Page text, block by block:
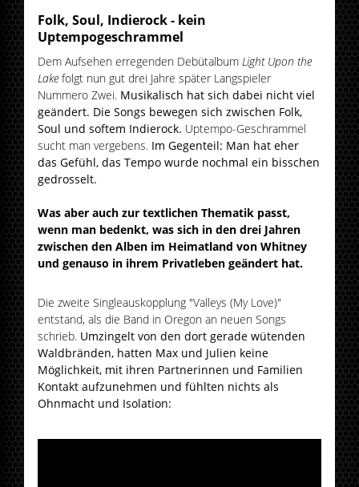
Folk, Soul, Indierock - kein
Uptempogeschrammel
Dem Aufsehen erregenden Debütalbum Light Upon the
Lake folgt nun gut drei Jahre später Langspieler
Nummero Zwei. Musikalisch hat sich dabei nicht viel
geändert. Die Songs bewegen sich zwischen Folk,
Soul und softem Indierock. Uptempo-Geschrammel
sucht man vergebens. Im Gegenteil: Man hat eher
das Gefühl, das Tempo wurde nochmal ein bisschen
gedrosselt.
Was aber auch zur textlichen Thematik passt,
wenn man bedenkt, was sich in den drei Jahren
zwischen den Alben im Heimatland von Whitney
und genauso in ihrem Privatleben geändert hat.
Die zweite Singleauskopplung "Valleys (My Love)"
entstand, als die Band in Oregon an neuen Songs
schrieb. Umzingelt von den dort gerade wütenden
Waldbränden, hatten Max und Julien keine
Möglichkeit, mit ihren Partnerinnen und Familien
Kontakt aufzunehmen und fühlten nichts als
Ohnmacht und Isolation: